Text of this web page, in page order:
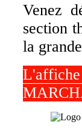
Venez
section
la